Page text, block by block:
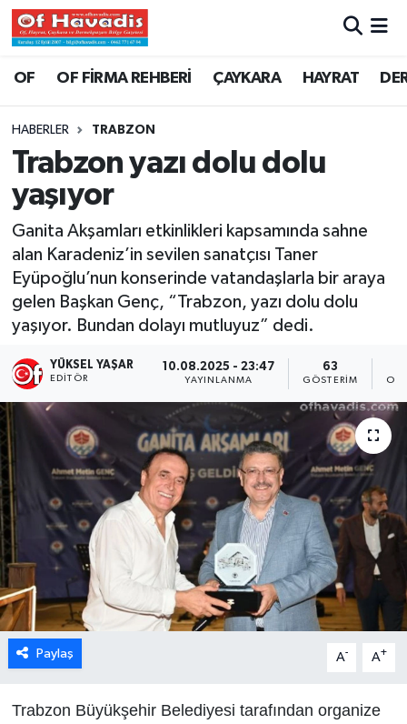
OF OF FİRMA REHBERİ ÇAYKARA HAYRAT
HABERLER TRABZON
Trabzon yazı dolu dolu
yaşıyor
Ganita Akşamları etkinlikleri kapsamında sahne
alan Karadeniz’in sevilen sanatçısı Taner
Eyüpoğlu’nun konserinde vatandaşlarla bir araya
gelen Başkan Genç, “Trabzon, yazı dolu dolu
yaşıyor. Bundan dolayı mutluyuz” dedi.
YÜKSEL YAŞAR
EDITÖR
10.08.2025 - 23:47
YAYINLANMA
63
GÖSTERIM
Paylaş A- A+
Trabzon Büyükşehir Belediyesi tarafından organize
Trabzon Nöbetçi Eczaneler
Trabzon Namaz Vakitleri
Trabzon Trafik Yoğunluk Haritası
Süper Lig Puan Durumu ve Fikstür
Tüm Manşetler